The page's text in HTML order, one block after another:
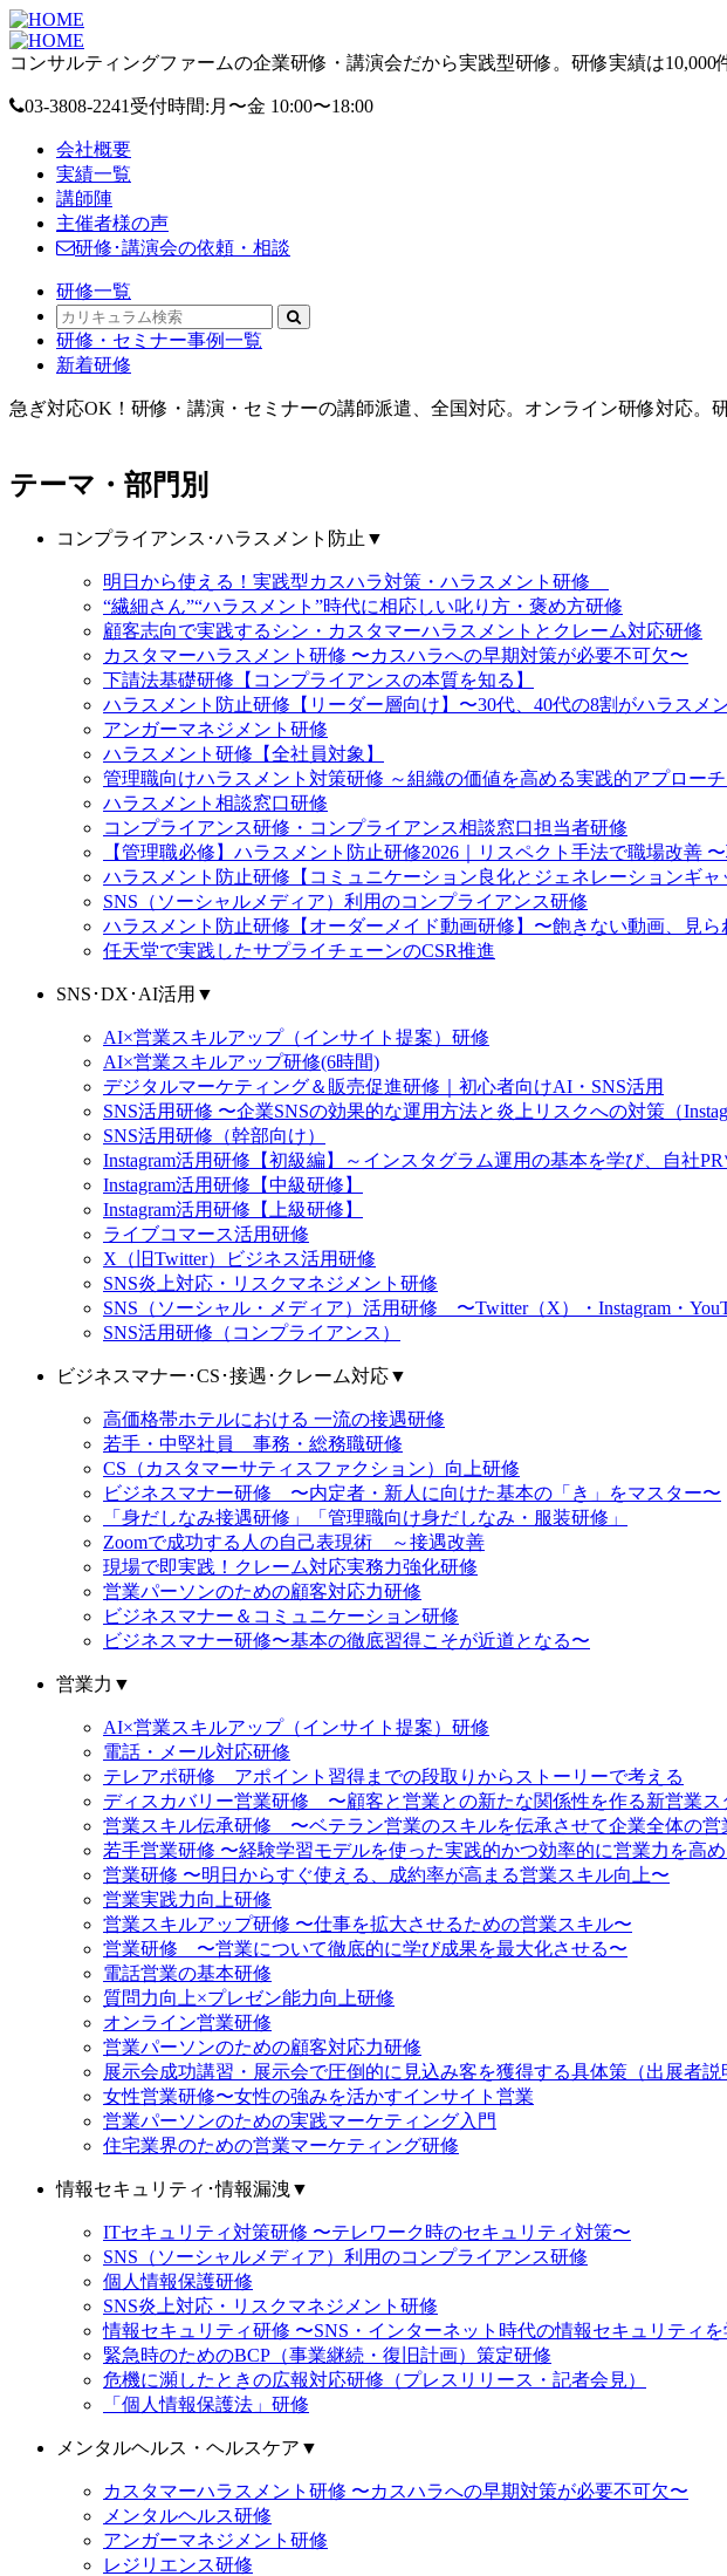
コンサルティングファームの企業研修・講演会だから実践型研修。研修実績は
03-3808-2241 受付時間:月〜金 10:00〜18:00
会社概要
実績一覧
講師陣
主催者様の声
研修･講演会の依頼・相談
研修一覧
研修・セミナー事例一覧
新着研修
急ぎ対応OK！研修・講演・セミナーの講師派遣、全国対応。オンライン研修対応。
テーマ・部門別
コンプライアンス･ハラスメント防止 ▼
明日から使える！実践型カスハラ対策・ハラスメント研修
“繊細さん”“ハラスメント”時代に相応しい叱り方・褒め方研修
顧客志向で実践するシン・カスタマーハラスメントとクレーム対応研修
カスタマーハラスメント研修 〜カスハラへの早期対策が必要不可欠〜
下請法基礎研修【コンプライアンスの本質を知る】
ハラスメント防止研修【リーダー層向け】〜30代、40代の8割がハラスメ
アンガーマネジメント研修
ハラスメント研修【全社員対象】
管理職向けハラスメント対策研修 ～組織の価値を高める実践的アプローチ
ハラスメント相談窓口研修
コンプライアンス研修・コンプライアンス相談窓口担当者研修
【管理職必修】ハラスメント防止研修2026｜リスペクト手法で職場改善
ハラスメント防止研修【コミュニケーション良化とジェネレーションギャ
SNS（ソーシャルメディア）利用のコンプライアンス研修
ハラスメント防止研修【オーダーメイド動画研修】〜飽きない動画、見
任天堂で実践したサプライチェーンのCSR推進
SNS･DX･AI活用 ▼
AI×営業スキルアップ（インサイト提案）研修
AI×営業スキルアップ研修(6時間)
デジタルマーケティング＆販売促進研修｜初心者向けAI・SNS活用
SNS活用研修 〜企業SNSの効果的な運用方法と炎上リスクへの対策（
SNS活用研修（幹部向け）
Instagram活用研修【初級編】～インスタグラム運用の基本を学び、自社
Instagram活用研修【中級研修】
Instagram活用研修【上級研修】
ライブコマース活用研修
X（旧Twitter）ビジネス活用研修
SNS炎上対応・リスクマネジメント研修
SNS（ソーシャル・メディア）活用研修 〜Twitter（X）・Instagram・
SNS活用研修（コンプライアンス）
ビジネスマナー･CS･接遇･クレーム対応▼
高価格帯ホテルにおける 一流の接遇研修
若手・中堅社員 事務・総務職研修
CS（カスタマーサティスファクション）向上研修
ビジネスマナー研修 〜内定者・新人に向けた基本の「き」をマスター〜
「身だしなみ接遇研修」「管理職向け身だしなみ・服装研修」
Zoomで成功する人の自己表現術 ～接遇改善
現場で即実践！クレーム対応実務力強化研修
営業パーソンのための顧客対応力研修
ビジネスマナー＆コミュニケーション研修
ビジネスマナー研修〜基本の徹底習得こそが近道となる〜
営業力 ▼
AI×営業スキルアップ（インサイト提案）研修
電話・メール対応研修
テレアポ研修 アポイント習得までの段取りからストーリーで考える
ディスカバリー営業研修 〜顧客と営業との新たな関係性を作る新営業ス
営業スキル伝承研修 〜ベテラン営業のスキルを伝承させて企業全体の営
若手営業研修 〜経験学習モデルを使った実践的かつ効率的に営業力を高め
営業研修 〜明日からすぐ使える、成約率が高まる営業スキル向上〜
営業実践力向上研修
営業スキルアップ研修 〜仕事を拡大させるための営業スキル〜
営業研修 〜営業について徹底的に学び成果を最大化させる〜
電話営業の基本研修
質問力向上×プレゼン能力向上研修
オンライン営業研修
営業パーソンのための顧客対応力研修
展示会成功講習・展示会で圧倒的に見込み客を獲得する具体策（出展者説
女性営業研修〜女性の強みを活かすインサイト営業
営業パーソンのための実践マーケティング入門
住宅業界のための営業マーケティング研修
情報セキュリティ･情報漏洩 ▼
ITセキュリティ対策研修 〜テレワーク時のセキュリティ対策〜
SNS（ソーシャルメディア）利用のコンプライアンス研修
個人情報保護研修
SNS炎上対応・リスクマネジメント研修
情報セキュリティ研修 〜SNS・インターネット時代の情報セキュリティを
緊急時のためのBCP（事業継続・復旧計画）策定研修
危機に瀕したときの広報対応研修（プレスリリース・記者会見）
「個人情報保護法」研修
メンタルヘルス・ヘルスケア ▼
カスタマーハラスメント研修 〜カスハラへの早期対策が必要不可欠〜
メンタルヘルス研修
アンガーマネジメント研修
レジリエンス研修